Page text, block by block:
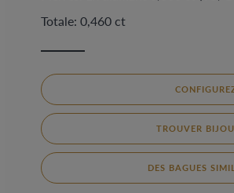
Totale: 0,460 ct
TROUVER
DES BAGUES